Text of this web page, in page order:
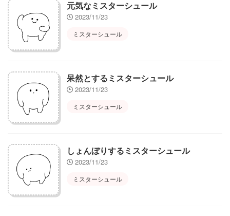
元気なミスターシュール
2023/11/23
ミスターシュール
呆然とするミスターシュール
2023/11/23
ミスターシュール
しょんぼりするミスターシュール
2023/11/23
ミスターシュール